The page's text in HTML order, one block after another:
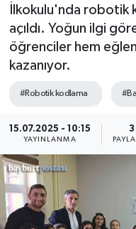
İlkokulu'nda robotik
açıldı. Yoğun ilgi
öğrenciler hem
kazanıyor.
#Robotik kodlama
15.07.2025 - 10:15
YAYINLANMA
3
Haber Arşivi